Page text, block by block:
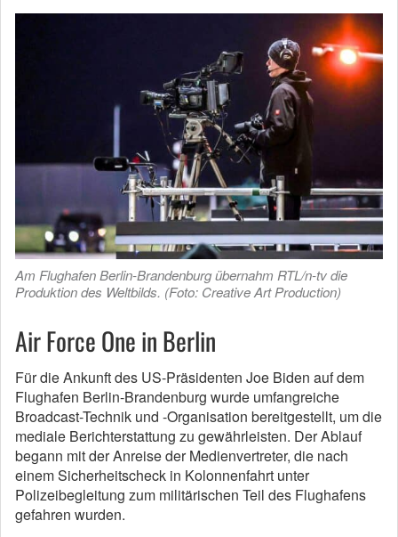
Am Flughafen Berlin-Brandenburg übernahm RTL/n-tv die
Produktion des Weltbilds. (Foto: Creative Art Production)
Air Force One in Berlin
Für die Ankunft des US-Präsidenten Joe Biden auf dem
Flughafen Berlin-Brandenburg wurde umfangreiche
Broadcast-Technik und -Organisation bereitgestellt, um die
mediale Berichterstattung zu gewährleisten. Der Ablauf
begann mit der Anreise der Medienvertreter, die nach
einem Sicherheitscheck in Kolonnenfahrt unter
Polizeibegleitung zum militärischen Teil des Flughafens
gefahren wurden.